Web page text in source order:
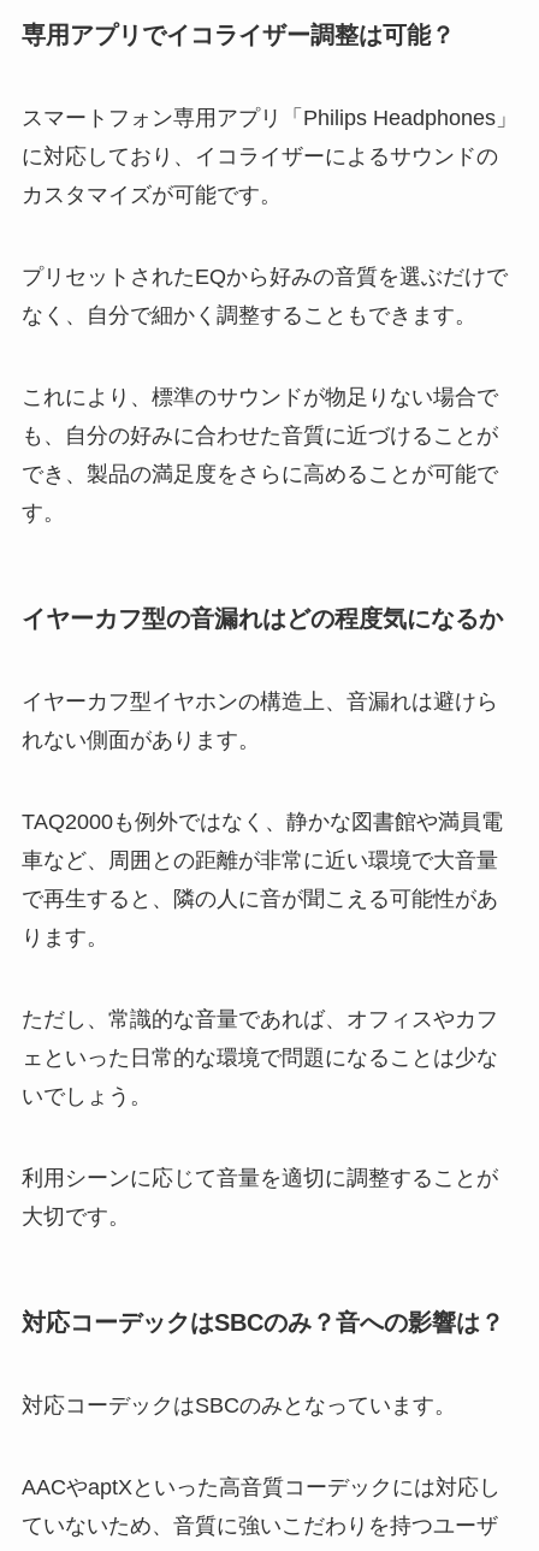
専用アプリでイコライザー調整は可能？
スマートフォン専用アプリ「Philips Headphones」
に対応しており、イコライザーによるサウンドの
カスタマイズが可能です。
プリセットされたEQから好みの音質を選ぶだけで
なく、自分で細かく調整することもできます。
これにより、標準のサウンドが物足りない場合で
も、自分の好みに合わせた音質に近づけることが
でき、製品の満足度をさらに高めることが可能で
す。
イヤーカフ型の音漏れはどの程度気になるか
イヤーカフ型イヤホンの構造上、音漏れは避けら
れない側面があります。
TAQ2000も例外ではなく、静かな図書館や満員電
車など、周囲との距離が非常に近い環境で大音量
で再生すると、隣の人に音が聞こえる可能性があ
ります。
ただし、常識的な音量であれば、オフィスやカフ
ェといった日常的な環境で問題になることは少な
いでしょう。
利用シーンに応じて音量を適切に調整することが
大切です。
対応コーデックはSBCのみ？音への影響は？
対応コーデックはSBCのみとなっています。
AACやaptXといった高音質コーデックには対応し
ていないため、音質に強いこだわりを持つユーザ